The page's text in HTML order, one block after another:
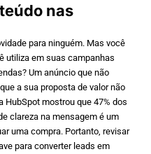
nas
para ninguém. Mas você
utiliza em suas campanhas
Um anúncio que não
a sua proposta de valor não
HubSpot mostrou que 47% dos
clareza na mensagem é um
uma compra. Portanto, revisar
para converter leads em